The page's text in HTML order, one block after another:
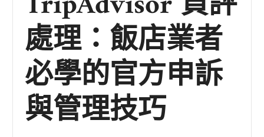
處理：飯店業者
必學的官方申訴
與管理技巧